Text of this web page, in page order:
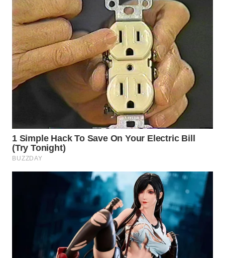
WAHANA
TV
WAHANANEWS
ID
WAHANANEWS
CO ID
WAHANA
SPORT